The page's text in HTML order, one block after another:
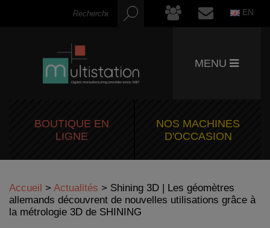
EN
MENU
BOUTIQUE EN
LIGNE
NOS MACHINES
D'OCCASION
Accueil > Actualités > Shining 3D | Les géomètres
allemands découvrent de nouvelles utilisations grâce à
la métrologie 3D de SHINING